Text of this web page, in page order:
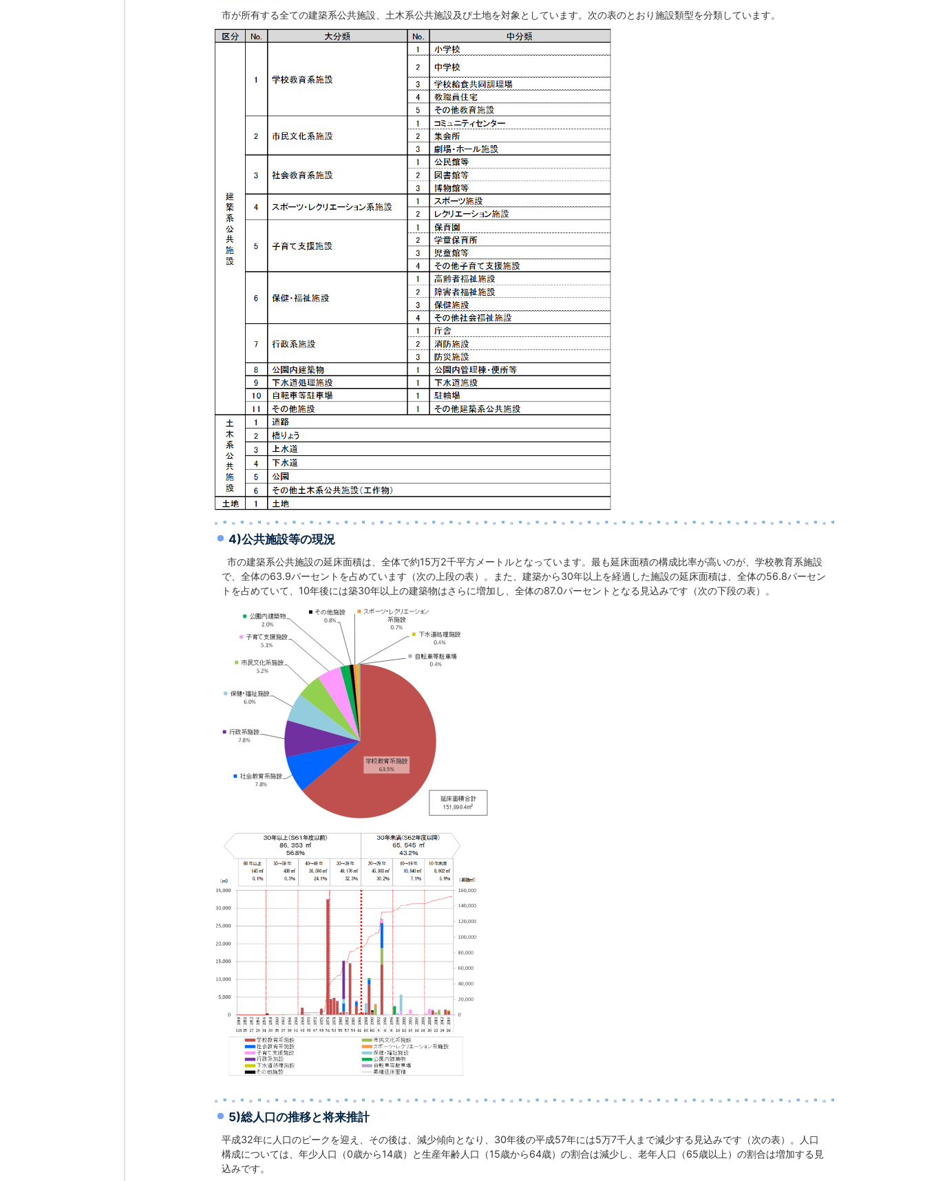
市が所有する全ての建築系公共施設、土木系公共施設及び土地を対象としています。次の表のとおり施設類型を分類しています。
4)公共施設等の現況
市の建築系公共施設の延床面積は、全体で約15万2千平方メートルとなっています。最も延床面積の構成比率が高いのが、学校教育系施設
で、全体の63.9パーセントを占めています（次の上段の表）。また、建築から30年以上を経過した施設の延床面積は、全体の56.8パーセン
トを占めていて、10年後には築30年以上の建築物はさらに増加し、全体の87.0パーセントとなる見込みです（次の下段の表）。
5)総人口の推移と将来推計
平成32年に人口のピークを迎え、その後は、減少傾向となり、30年後の平成57年には5万7千人まで減少する見込みです（次の表）。人口
構成については、年少人口（0歳から14歳）と生産年齢人口（15歳から64歳）の割合は減少し、老年人口（65歳以上）の割合は増加する見
込みです。